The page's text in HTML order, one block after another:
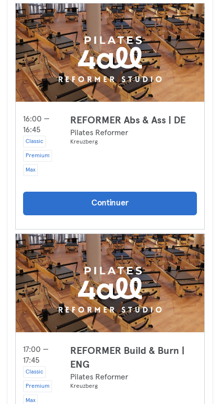
16:00 —
16:45
Classic
Premium
Max
REFORMER Abs & Ass | DE
Pilates Reformer
Kreuzberg
Continuer
17:00 —
17:45
Classic
Premium
Max
REFORMER Build & Burn |
ENG
Pilates Reformer
Kreuzberg